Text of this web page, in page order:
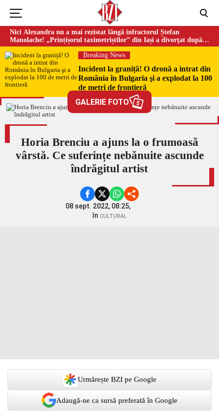
Nici Alexandra nu a mai rezistat lângă infractorul Ștefan
Manolache! „Prințișorul taximetriștilor” din Iași a divorţat după
doi ani de căsnicie
Breaking News
Incident la graniță! O dronă a intrat din
România în Bulgaria şi a explodat la 100
de metri de frontieră
GALERIE FOTO 5
Horia Brenciu a ajuns la o frumoasă
vârstă. Ce suferințe nebănuite ascunde
îndrăgitul artist
08 sept. 2022, 08:25,
în CULTURAL
Urmărește BZI pe Google
Adaugă-ne ca sursă preferată în Google